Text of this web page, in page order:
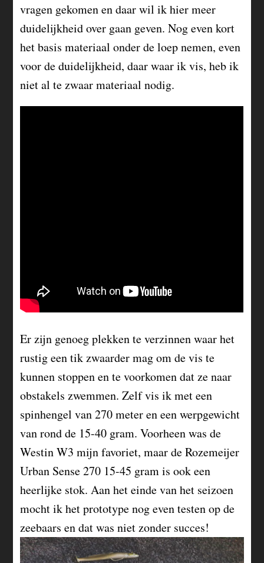
vragen gekomen en daar wil ik hier meer
duidelijkheid over gaan geven. Nog even kort
het basis materiaal onder de loep nemen, even
voor de duidelijkheid, daar waar ik vis, heb ik
niet al te zwaar materiaal nodig.
Er zijn genoeg plekken te verzinnen waar het
rustig een tik zwaarder mag om de vis te
kunnen stoppen en te voorkomen dat ze naar
obstakels zwemmen. Zelf vis ik met een
spinhengel van 270 meter en een werpgewicht
van rond de 15-40 gram. Voorheen was de
Westin W3 mijn favoriet, maar de Rozemeijer
Urban Sense 270 15-45 gram is ook een
heerlijke stok. Aan het einde van het seizoen
mocht ik het prototype nog even testen op de
zeebaars en dat was niet zonder succes!